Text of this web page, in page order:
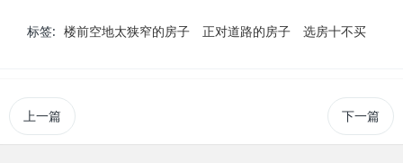
标签: 楼前空地太狭窄的房子 正对道路的房子 选房十不买
上一篇 下一篇